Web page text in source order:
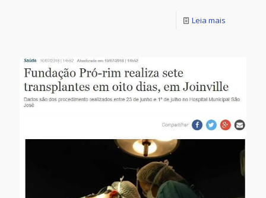
Leia mais